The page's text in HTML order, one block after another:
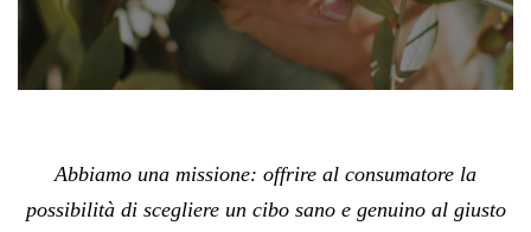
Abbiamo una missione: offrire al consumatore la
possibilità di scegliere un cibo sano e genuino al giusto